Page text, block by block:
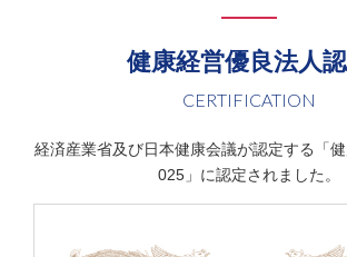
健康経営優良法人
CERTIFICATION
経済産業省及び日本健康会議が認定する「
025」に認定されました。